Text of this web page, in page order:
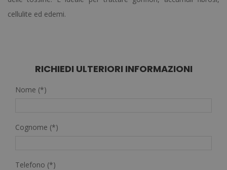
cellulite ed edemi.
RICHIEDI ULTERIORI INFORMAZIONI
Nome (*)
Cognome (*)
Telefono (*)